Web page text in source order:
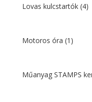
Lovas kulcstartók (4)
Motoros óra (1)
Műanyag STAMPS